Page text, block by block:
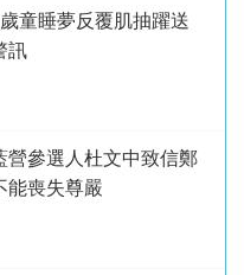
童睡夢反覆肌抽躍送
訊
參選人杜文中致信鄭
能喪失尊嚴